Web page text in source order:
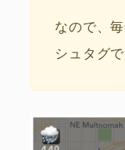
なので、
シュタグ